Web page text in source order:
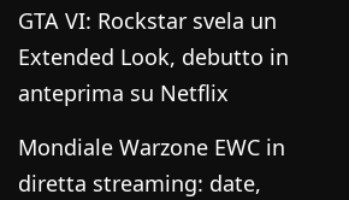
GTA VI: Rockstar svela un
Extended Look, debutto in
anteprima su Netflix
Mondiale Warzone EWC in
diretta streaming: date,